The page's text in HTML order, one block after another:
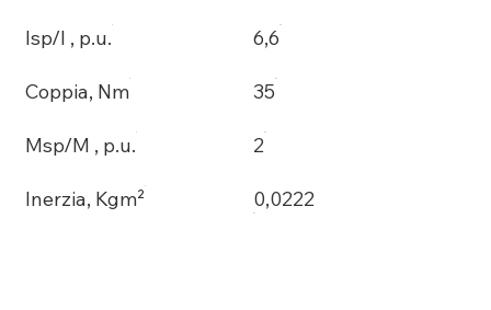
Isp/I , p.u. 6,6
Coppia, Nm 35
Msp/M , p.u. 2
Inerzia, Kgm² 0,0222